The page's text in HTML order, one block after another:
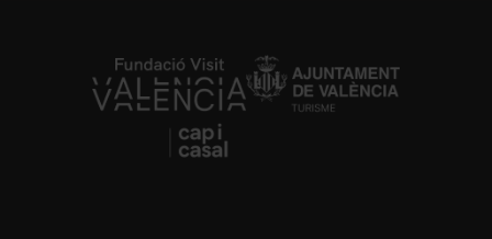
https://fundacion.visitvalencia.com/